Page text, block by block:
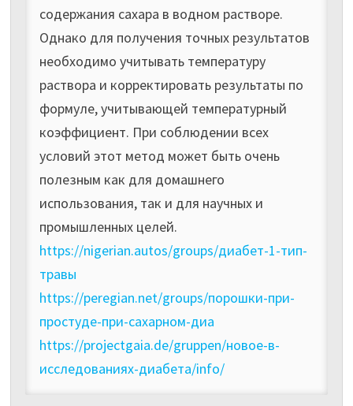
содержания сахара в водном растворе.
Однако для получения точных результатов
необходимо учитывать температуру
раствора и корректировать результаты по
формуле, учитывающей температурный
коэффициент. При соблюдении всех
условий этот метод может быть очень
полезным как для домашнего
использования, так и для научных и
промышленных целей.
https://nigerian.autos/groups/диабет-1-тип-
травы
https://peregian.net/groups/порошки-при-
простуде-при-сахарном-диа
https://projectgaia.de/gruppen/новое-в-
исследованиях-диабета/info/